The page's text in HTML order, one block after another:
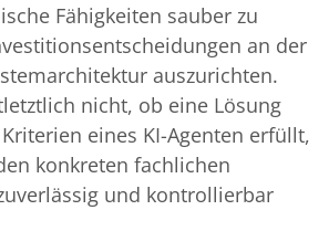
Fähigkeiten sauber zu
an der
auszurichten.
nicht, ob eine Lösung
eines KI-Agenten erfüllt,
konkreten fachlichen
und kontrollierbar